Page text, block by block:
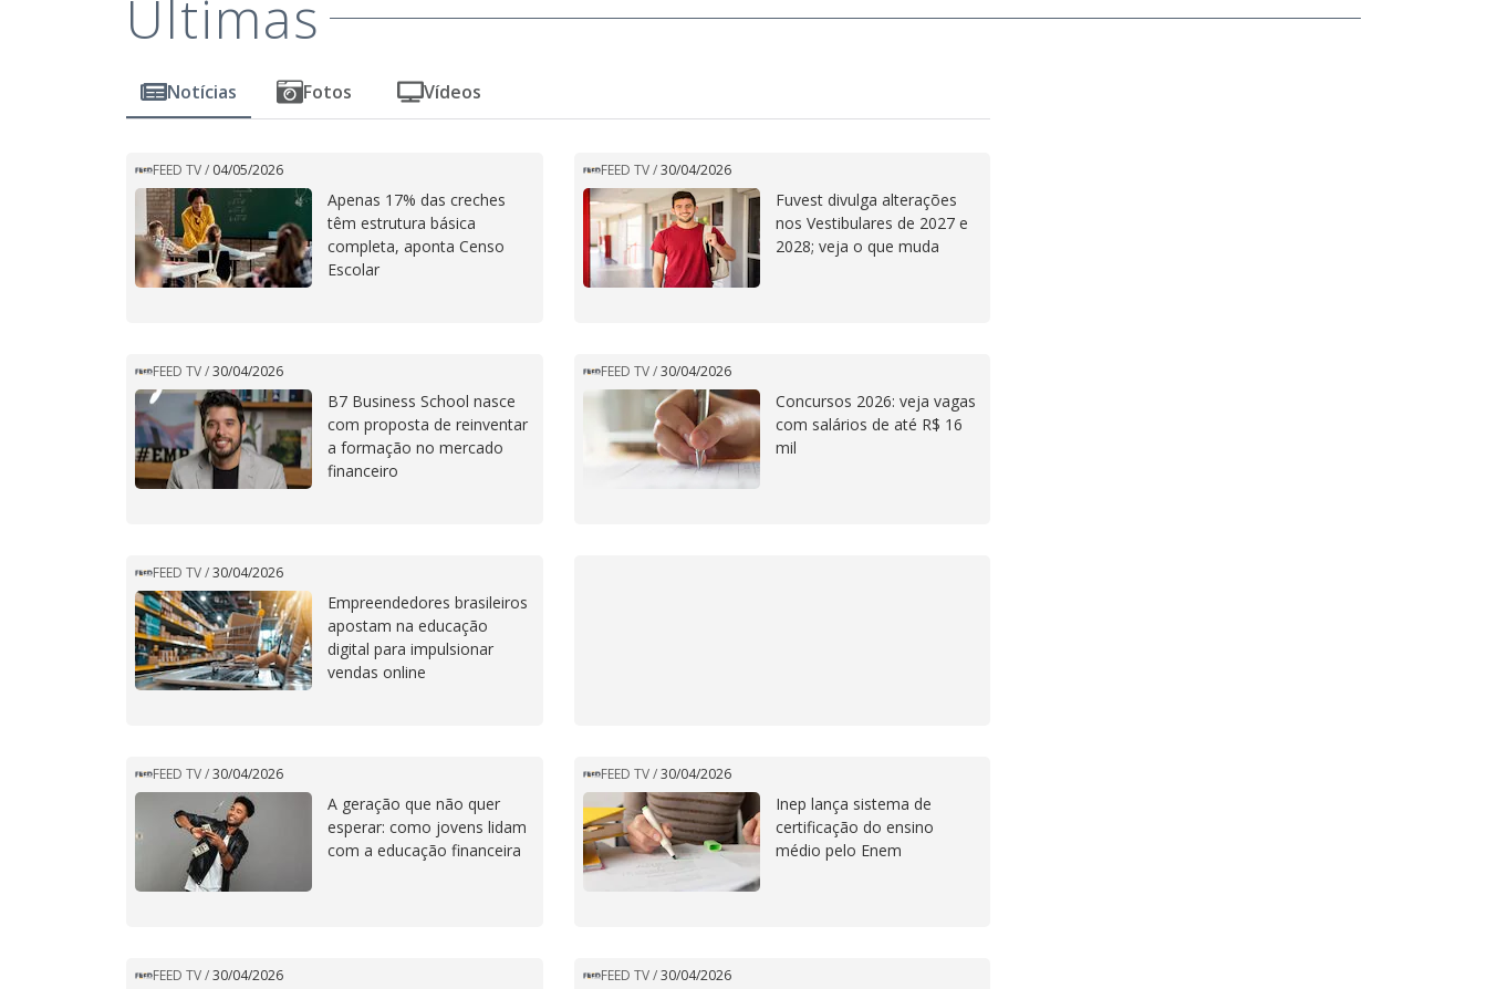
Últimas
Notícias Fotos Vídeos
FEED TV/ 04/05/2026
Apenas 17% das creches
têm estrutura básica
completa, aponta Censo
Escolar
FEED TV / 30/04/2026
Fuvest divulga alterações
nos Vestibulares de 2027 e
2028; veja o que muda
FEED TV/30/04/2026
B7 Business School nasce
com proposta de reinventar
a formação no mercado
financeiro
FEED TV / 30/04/2026
Concursos 2026: veja vagas
com salários de até R$ 16
mil
FEED TV/30/04/2026
Empreendedores brasileiros
apostam na educação
digital para impulsionar
vendas online
FEED TV/30/04/2026
A geração que não quer
esperar: como jovens lidam
com a educação financeira
FEED TV / 30/04/2026
Inep lança sistema de
certificação do ensino
médio pelo Enem
FEED TV/30/04/2026 FEED TV / 30/04/2026